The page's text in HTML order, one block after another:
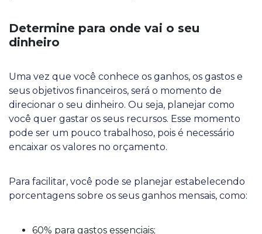
Determine para onde vai o seu
dinheiro
Uma vez que você conhece os ganhos, os gastos e
seus objetivos financeiros, será o momento de
direcionar o seu dinheiro. Ou seja, planejar como
você quer gastar os seus recursos. Esse momento
pode ser um pouco trabalhoso, pois é necessário
encaixar os valores no orçamento.
Para facilitar, você pode se planejar estabelecendo
porcentagens sobre os seus ganhos mensais, como:
60% para gastos essenciais;